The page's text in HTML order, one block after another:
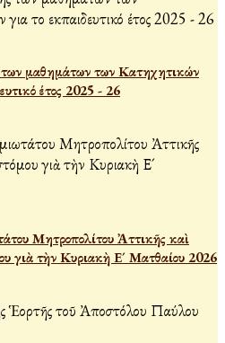
των μαθημάτων των Κατηχητικών
έτος 2025 - 26
Μητροπολίτου Ἀττικῆς καὶ
γιὰ τὴν Κυριακὴ Ε´ Ματθαίου 2026